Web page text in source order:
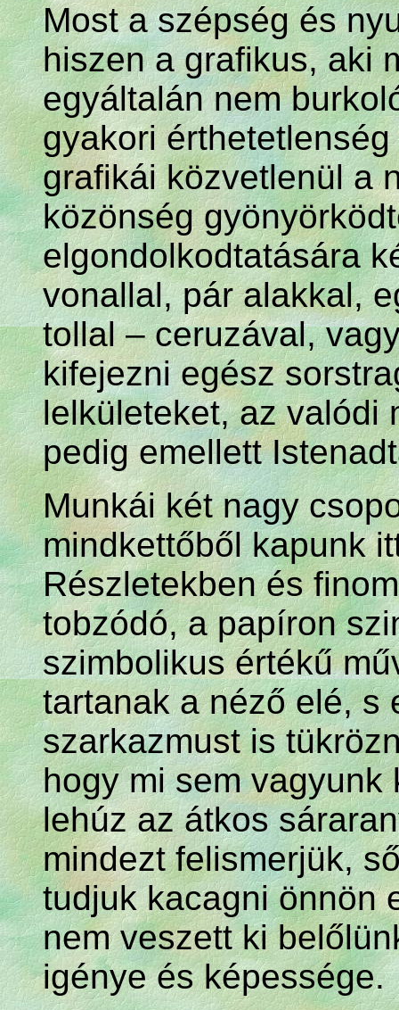
Most a szépség és
hiszen a grafikus, aki
egyáltalán nem
gyakori
grafikái közvetlenül a
közönség
elgondolkodtatására
vonallal, pár alakkal,
tollal – ceruzával,
kifejezni egész
lelkületeket, az valódi
pedig emellett
Munkái két nagy
mindkettőből kapunk
Részletekben és
tobzódó, a papíron
szimbolikus értékű
tartanak a néző elé, s
szarkazmust is
hogy mi sem vagyunk
lehúz az átkos
mindezt felismerjük,
tudjuk kacagni önnön
nem veszett ki
igénye és képessége.